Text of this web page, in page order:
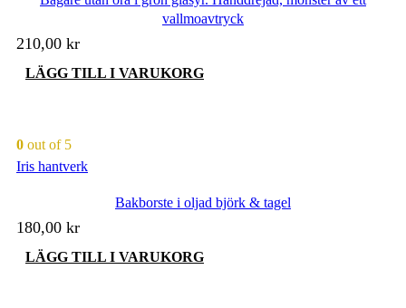
vallmoavtryck
210,00 kr
LÄGG TILL I VARUKORG
0 out of 5
Iris hantverk
Bakborste i oljad björk & tagel
180,00 kr
LÄGG TILL I VARUKORG